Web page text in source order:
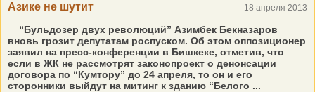
Азике не шутит 18 апреля 2013
“Бульдозер двух революций” Азимбек Бекназаров
вновь грозит депутатам роспуском. Об этом оппозиционер
заявил на пресс-конференции в Бишкеке, отметив, что
если в ЖК не рассмотрят законопроект о денонсации
договора по “Кумтору” до 24 апреля, то он и его
сторонники выйдут на митинг к зданию “Белого ...